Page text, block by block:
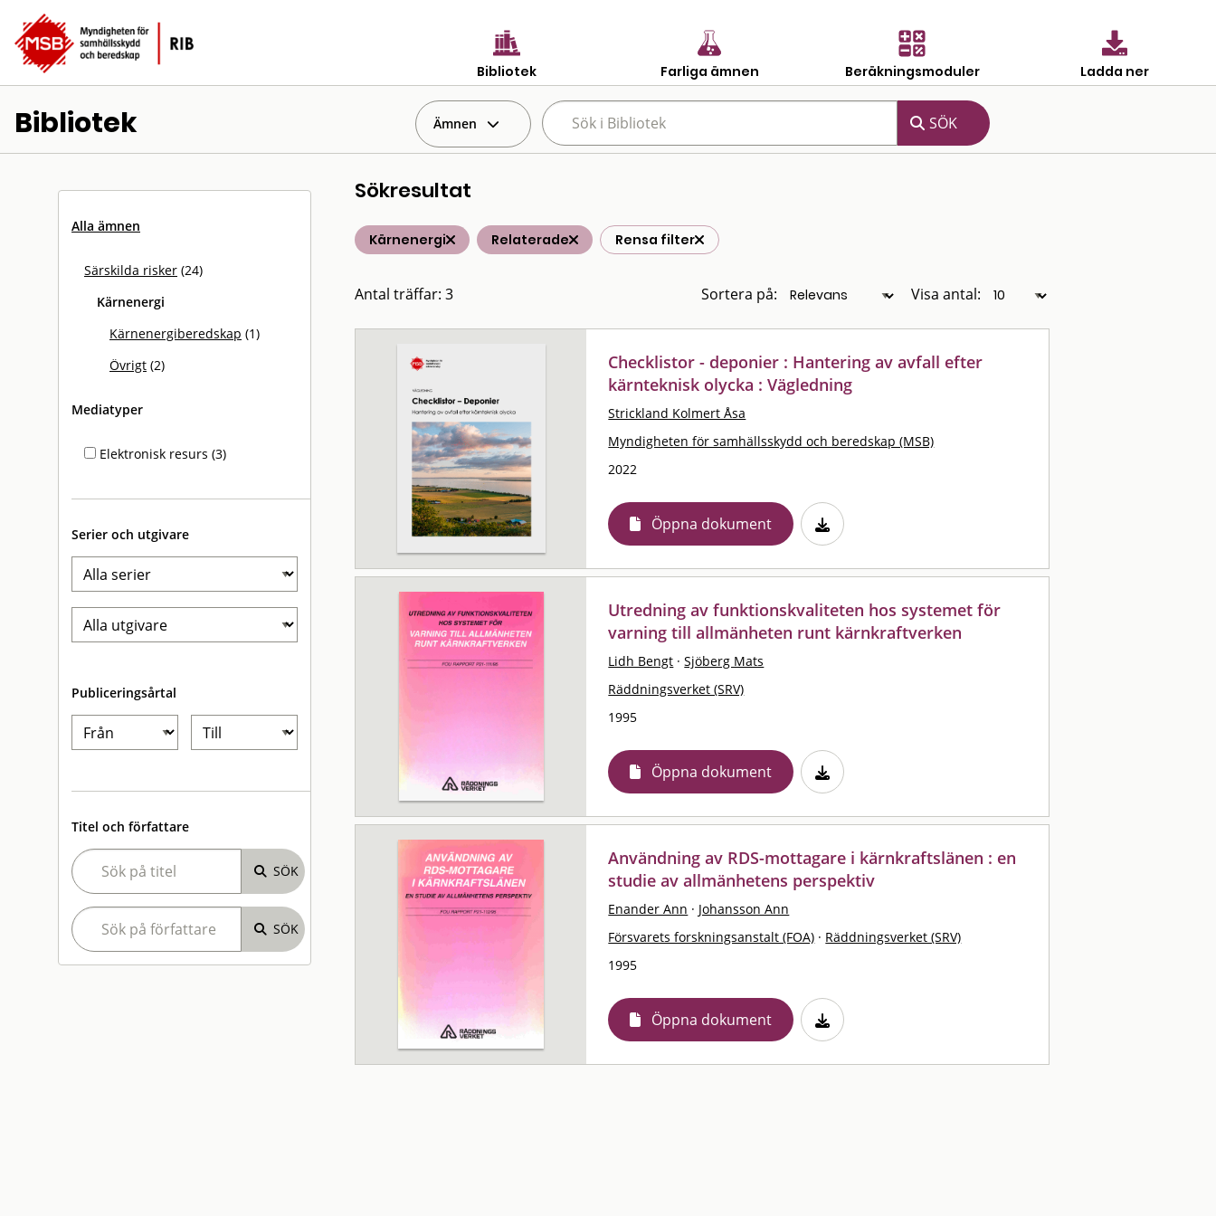
Bibliotek Farliga ämnen Beräkningsmoduler Ladda ner
Bibliotek Ämnen
Alla ämnen
Särskilda risker (24)
Kärnenergi
Kärnenergiberedskap (1)
Övrigt (2)
Mediatyper
Elektronisk resurs (3)
Serier och utgivare
Publiceringsårtal
Titel och författare
Sökresultat
Kärnenergi Relaterade Rensa filter
Antal träffar: 3 Sortera på: Visa antal:
Checklistor - deponier : Hantering av avfall efter
kärnteknisk olycka : Vägledning
Strickland Kolmert Åsa
Myndigheten för samhällsskydd och beredskap (MSB)
2022
Öppna dokument
Utredning av funktionskvaliteten hos systemet för
varning till allmänheten runt kärnkraftverken
Lidh Bengt · Sjöberg Mats
Räddningsverket (SRV)
1995
Öppna dokument
Användning av RDS-mottagare i kärnkraftslänen : en
studie av allmänhetens perspektiv
Enander Ann · Johansson Ann
Försvarets forskningsanstalt (FOA) · Räddningsverket (SRV)
1995
Öppna dokument